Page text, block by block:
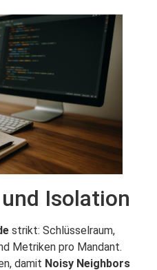
Isolation
strikt: Schlüsselraum,
Metriken pro Mandant.
damit Noisy Neighbors